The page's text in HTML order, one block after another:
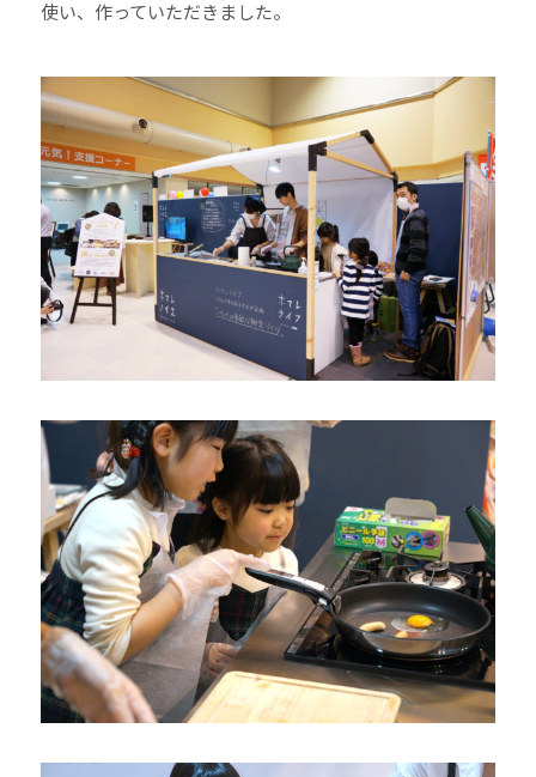
使い、作っていただきました。